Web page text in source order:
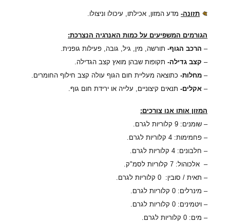
תזונה-מדע המזון, אכילתו, עיכולו וניצולו.
הגורמים המשפיעים על כמות האנרגיה הנצרכת:
– הרכב הגוף-תורשה, מין, גיל, גובה, פעילות גופנית.
– קצב גדילה-תקופות שבהן מואץ קצב הגדילה.
– מחלות-כתוצאה מעליית חום הגוף עולה קצב חילוף החומרים.
– אקלים-תנאים קיצוניים, עלייה או ירידת חום גוף.
המזון אותו אנו צורכים:
– שומנים: 9 קלוריות לגרם.
– פחמימות: 4 קלוריות לגרם.
– חלבונים: 4 קלוריות לגרם.
– אלכוהול: 7 קלוריות לסמ"ק.
– תאית / סובין: 0 קלוריות לגרם.
– מינרלים: 0 קלוריות לגרם.
– ויטמינים: 0 קלוריות לגרם.
– מים: 0 קלוריות לגרם.